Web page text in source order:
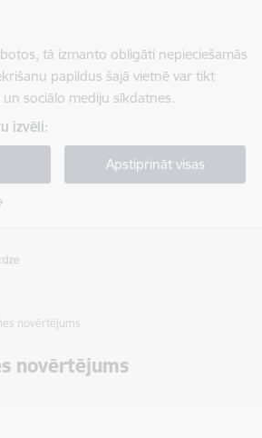
tā izmanto obligāti nepieciešamās
papildus šajā vietnē var tikt
sociālo mediju sīkdatnes.
izvēli:
Apstiprināt visas
novērtējums
novērtējums